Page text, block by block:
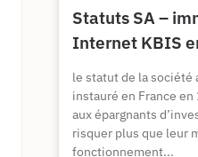
Statuts SA –
Internet KBIS
le statut de la société
instauré en France
aux épargnants
risquer plus que leur
fonctionnement...